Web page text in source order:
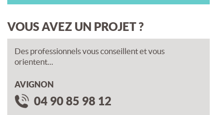
VOUS AVEZ UN PROJET ?
Des professionnels vous conseillent et vous
orientent...
AVIGNON
04 90 85 98 12